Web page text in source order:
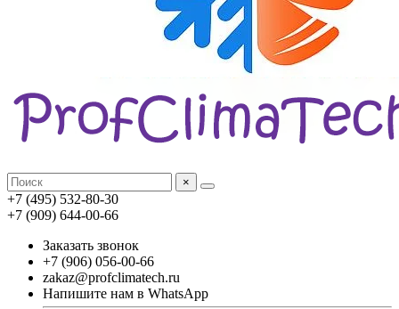
×
+7 (495) 532-80-30
+7 (909) 644-00-66
Заказать звонок
+7 (906) 056-00-66
zakaz@profclimatech.ru
Напишите нам в WhatsApp